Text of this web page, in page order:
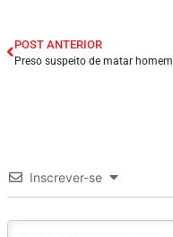
POST ANTERIOR
Inscrever-se